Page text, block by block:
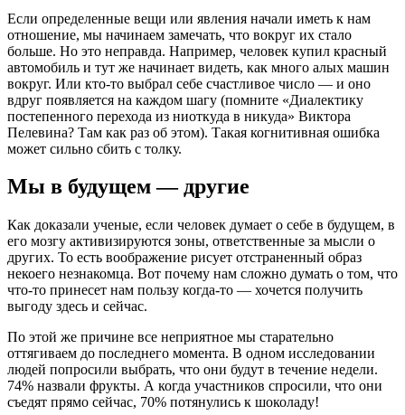
Если определенные вещи или явления начали иметь к нам
отношение, мы начинаем замечать, что вокруг их стало
больше. Но это неправда. Например, человек купил красный
автомобиль и тут же начинает видеть, как много алых машин
вокруг. Или кто-то выбрал себе счастливое число — и оно
вдруг появляется на каждом шагу (помните «Диалектику
постепенного перехода из ниоткуда в никуда» Виктора
Пелевина? Там как раз об этом). Такая когнитивная ошибка
может сильно сбить с толку.
Мы в будущем — другие
Как доказали ученые, если человек думает о себе в будущем, в
его мозгу активизируются зоны, ответственные за мысли о
других. То есть воображение рисует отстраненный образ
некоего незнакомца. Вот почему нам сложно думать о том, что
что-то принесет нам пользу когда-то — хочется получить
выгоду здесь и сейчас.
По этой же причине все неприятное мы старательно
оттягиваем до последнего момента. В одном исследовании
людей попросили выбрать, что они будут в течение недели.
74% назвали фрукты. А когда участников спросили, что они
съедят прямо сейчас, 70% потянулись к шоколаду!